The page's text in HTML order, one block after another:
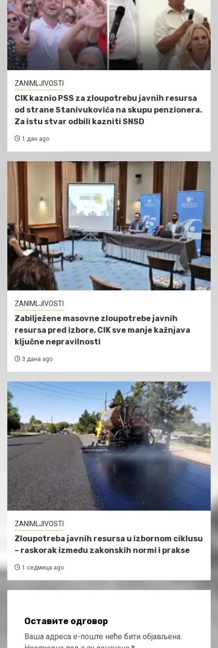
ZANIMLJIVOSTI
CIK kaznio PSS za zloupotrebu javnih resursa
od strane Stanivukovića na skupu penzionera.
Za istu stvar odbili kazniti SNSD
1 дан ago
ZANIMLJIVOSTI
Zabilježene masovne zloupotrebe javnih
resursa pred izbore, CIK sve manje kažnjava
ključne nepravilnosti
3 дана ago
ZANIMLJIVOSTI
Zloupotreba javnih resursa u izbornom ciklusu
– raskorak između zakonskih normi i prakse
1 седмица ago
Оставите одговор
Ваша адреса е-поште неће бити објављена.